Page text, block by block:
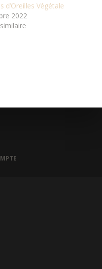
d’Oreilles Végétale
2022